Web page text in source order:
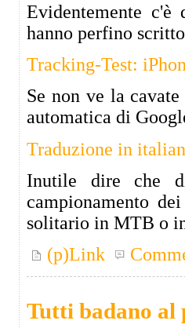
Evidentemente
hanno perfino
Tracking-Test:
Se non ve la
automatica di
Traduzione in
Inutile dire che
campionamento
solitario in MTB o
(p)Link
Tutti badano al